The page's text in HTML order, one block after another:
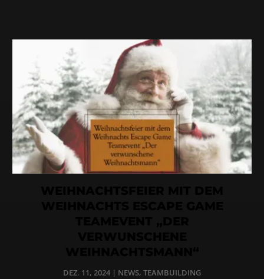
DEZ. 11, 2024 | NEWS, TEAMBUILDING